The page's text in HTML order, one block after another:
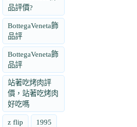
品評價?
BottegaVeneta飾
品評
BottegaVeneta飾
品評
站著吃烤肉評
價，站著吃烤肉
好吃嗎
z flip 1995